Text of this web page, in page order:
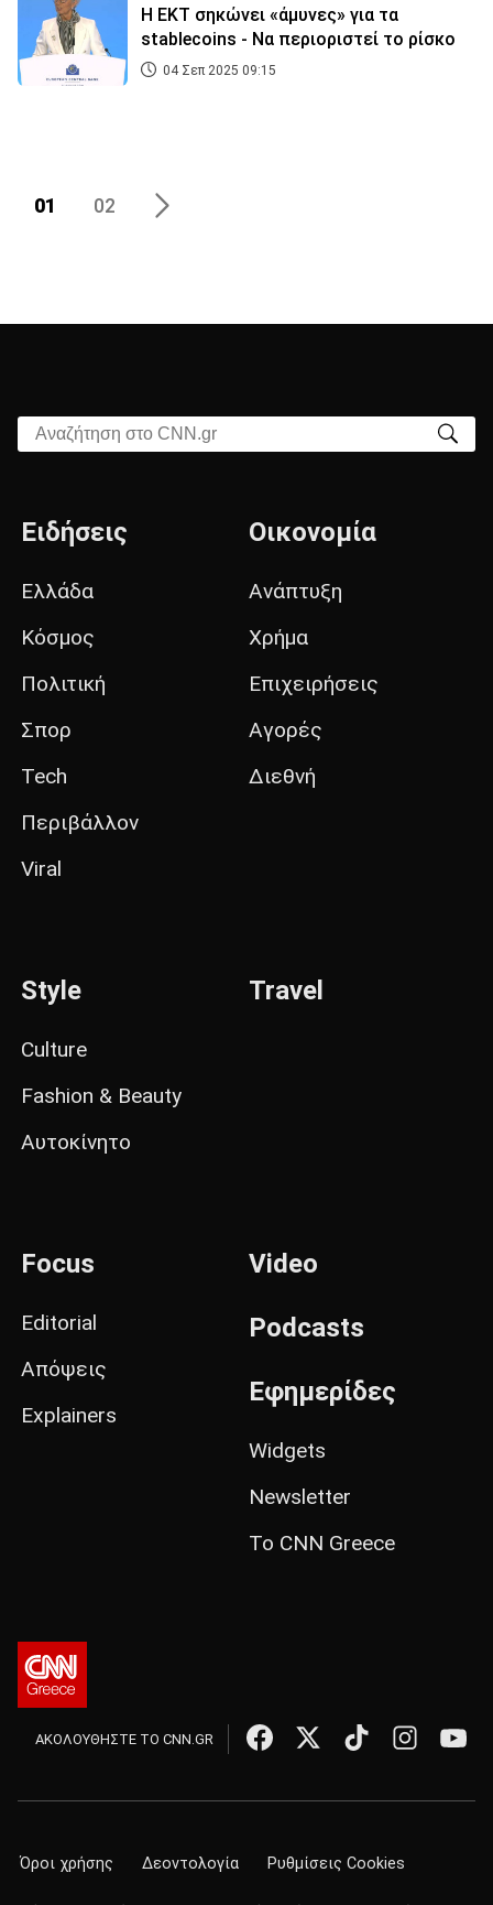
Η ΕΚΤ σηκώνει «άμυνες» για τα
stablecoins - Να περιοριστεί το ρίσκο
04 Σεπ 2025 09:15
01 02
Αναζήτηση στο CNN.gr
Ειδήσεις
Ελλάδα
Κόσμος
Πολιτική
Σπορ
Tech
Περιβάλλον
Viral
Οικονομία
Ανάπτυξη
Χρήμα
Επιχειρήσεις
Αγορές
Διεθνή
Style
Culture
Fashion & Beauty
Αυτοκίνητο
Travel
Focus
Editorial
Απόψεις
Explainers
Video
Podcasts
Εφημερίδες
Widgets
Newsletter
Το CNN Greece
ΑΚΟΛΟΥΘΗΣΤΕ ΤΟ CNN.GR
Όροι χρήσης Δεοντολογία Ρυθμίσεις Cookies